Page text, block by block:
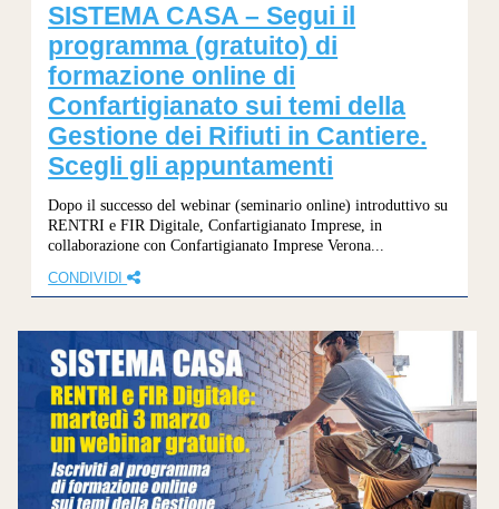
SISTEMA CASA – Segui il
programma (gratuito) di
formazione online di
Confartigianato sui temi della
Gestione dei Rifiuti in Cantiere.
Scegli gli appuntamenti
Dopo il successo del webinar (seminario online) introduttivo su
RENTRI e FIR Digitale, Confartigianato Imprese, in
collaborazione con Confartigianato Imprese Verona...
CONDIVIDI